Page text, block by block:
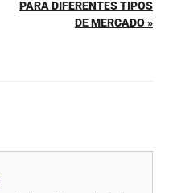
PARA DIFERENTES TIPOS
DE MERCADO »